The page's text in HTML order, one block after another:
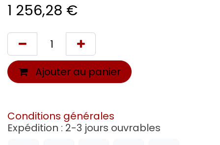
1 256,28 €
Ajouter au panier
Conditions générales
Expédition : 2-3 jours ouvrables